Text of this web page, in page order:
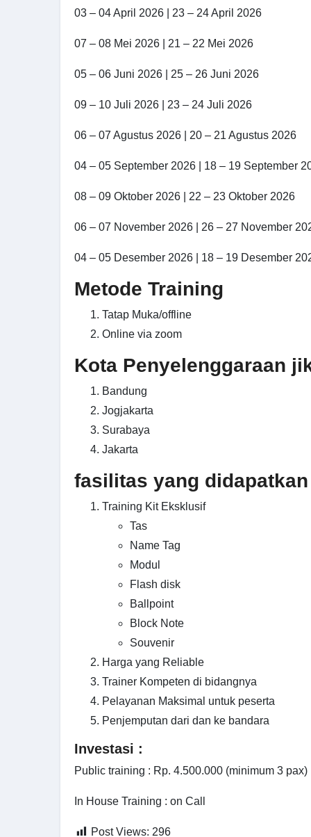
03 – 04 April 2026 | 23 – 24 April 2026
07 – 08 Mei 2026 | 21 – 22 Mei 2026
05 – 06 Juni 2026 | 25 – 26 Juni 2026
09 – 10 Juli 2026 | 23 – 24 Juli 2026
06 – 07 Agustus 2026 | 20 – 21 Agustus 2026
04 – 05 September 2026 | 18 – 19 September
08 – 09 Oktober 2026 | 22 – 23 Oktober 2026
06 – 07 November 2026 | 26 – 27 November
04 – 05 Desember 2026 | 18 – 19 Desember
Metode Training
Tatap Muka/offline
Online via zoom
Kota Penyelenggaraan
Bandung
Jogjakarta
Surabaya
Jakarta
fasilitas yang didapatkan
Training Kit Eksklusif
Tas
Name Tag
Modul
Flash disk
Ballpoint
Block Note
Souvenir
Harga yang Reliable
Trainer Kompeten di bidangnya
Pelayanan Maksimal untuk peserta
Penjemputan dari dan ke bandara
Investasi :
Public training : Rp. 4.500.000 (minimum 3 pax)
In House Training : on Call
Post Views: 296